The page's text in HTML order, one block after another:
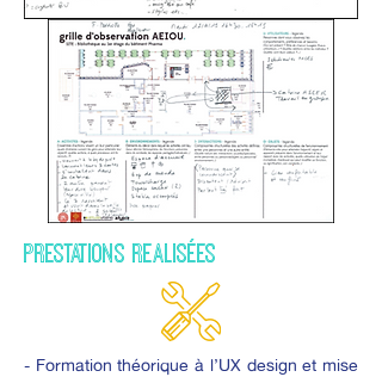
PRESTATIONS REALISéES
- Formation théorique à l’UX design et mise